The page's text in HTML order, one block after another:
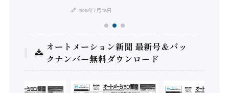
2026年7月28日
オートメーション新聞 最新号＆バッ
クナンバー無料ダウンロード